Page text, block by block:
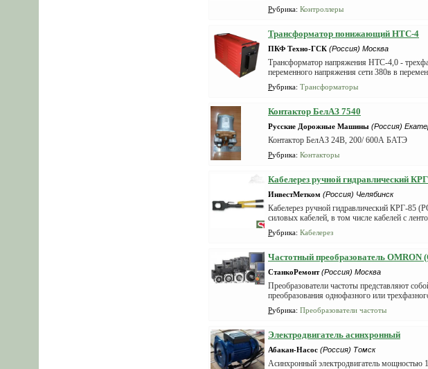
Рубрика: Контроллеры
Трансформатор понижающий НТС-4
ПКФ Техно-ГСК (Россия) Москва
Трансформатор напряжения НТС-4,0 -
переменного напряжения сети 380в в
Рубрика: Трансформаторы
Контактор БелАЗ 7540
Русские Дорожные Машины (Россия)
Контактор БелАЗ 24В, 200/ 600А БАТЭ
Рубрика: Контакторы
Кабелерез ручной гидравлический
ИнвестМетком (Россия) Челябинск
Кабелерез ручной гидравлический КРГ-85
силовых кабелей, в том числе кабелей с
Рубрика: Кабелерез
Частотный преобразователь OMRON
СтанкоРемонт (Россия) Москва
Преобразователи частоты представляют
преобразования однофазного или
Рубрика: Преобразователи частоты
Электродвигатель асинхронный
Абакан-Насос (Россия) Томск
Асинхронный электродвигатель мощностью